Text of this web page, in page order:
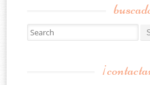
Search for: